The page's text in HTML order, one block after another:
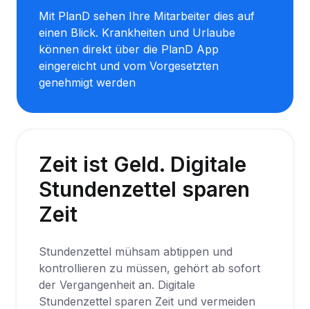
Mit PlanD sehen Ihre Mitarbeiter dies auf
einen Blick. Krankheiten und Urlaube
können direkt über die PlanD App
eingereicht und vom Vorgesetzten
genehmigt werden
Zeit ist Geld. Digitale
Stundenzettel sparen
Zeit
Stundenzettel mühsam abtippen und
kontrollieren zu müssen, gehört ab sofort
der Vergangenheit an. Digitale
Stundenzettel sparen Zeit und vermeiden